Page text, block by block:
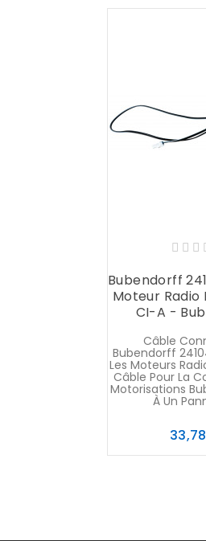
Bubendorff
Moteur
CI-A -
Câble
Bubendorff
Les Moteurs
Câble Pour La
Motorisations
À Un